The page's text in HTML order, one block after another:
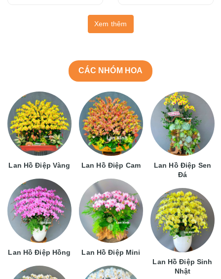
Xem thêm
CÁC NHÓM HOA
Lan Hồ Điệp Vàng
Lan Hồ Điệp Hồng
Lan Hồ Điệp Cam
Lan Hồ Điệp Mini
Lan Hồ Điệp Sen
Đá
Lan Hồ Điệp Sinh
Nhật